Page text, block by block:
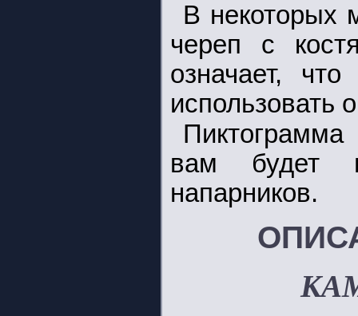
В некоторых
череп с
означает,
использовать
вам будет
напарников.